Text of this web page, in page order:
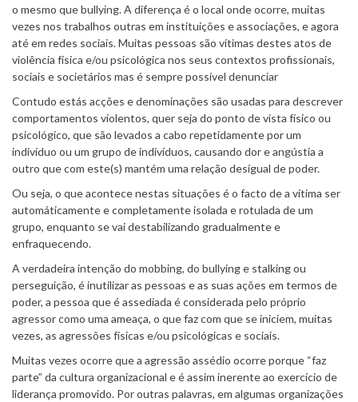
o mesmo que bullying. A diferença é o local onde ocorre, muitas
vezes nos trabalhos outras em instituições e associações, e agora
até em redes sociais. Muitas pessoas são vítimas destes atos de
violência física e/ou psicológica nos seus contextos profissionais,
sociais e societários mas é sempre possível denunciar
Contudo estás acções e denominações são usadas para descrever
comportamentos violentos, quer seja do ponto de vista físico ou
psicológico, que são levados a cabo repetidamente por um
indivíduo ou um grupo de indivíduos, causando dor e angústia a
outro que com este(s) mantém uma relação desigual de poder.
Ou seja, o que acontece nestas situações é o facto de a vítima ser
automáticamente e completamente isolada e rotulada de um
grupo, enquanto se vai destabilizando gradualmente e
enfraquecendo.
A verdadeira intenção do mobbing, do bullying e stalking ou
perseguição, é inutilizar as pessoas e as suas ações em termos de
poder, a pessoa que é assediada é considerada pelo próprio
agressor como uma ameaça, o que faz com que se iniciem, muitas
vezes, as agressões físicas e/ou psicológicas e sociais.
Muitas vezes ocorre que a agressão assédio ocorre porque “faz
parte” da cultura organizacional e é assim inerente ao exercício de
liderança promovido. Por outras palavras, em algumas organizações